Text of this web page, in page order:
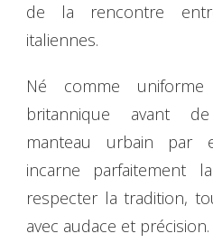
de la rencontre
italiennes.
Né comme
britannique avant
manteau urbain par
incarne parfaitement
respecter la tradition,
avec audace et précision.